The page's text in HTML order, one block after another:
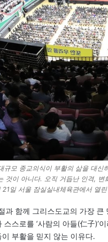
규모 종교의식이 부활의 삶을 대
것이 아니다. 오직 거듭난 인격,
21일 서울 잠실실내체육관에서 열
과 함께 그리스도교의 가장
스로를 ‘사람의 아들(仁子)’
부활을 믿지 않는 이유다.